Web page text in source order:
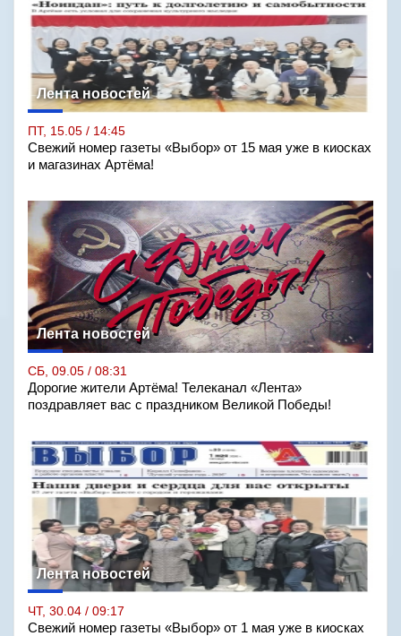
Лента новостей
ПТ, 15.05 / 14:45
Свежий номер газеты «Выбор» от 15 мая уже в киосках
и магазинах Артёма!
Лента новостей
СБ, 09.05 / 08:31
Дорогие жители Артёма! Телеканал «Лента»
поздравляет вас с праздником Великой Победы!
Лента новостей
ЧТ, 30.04 / 09:17
Свежий номер газеты «Выбор» от 1 мая уже в киосках